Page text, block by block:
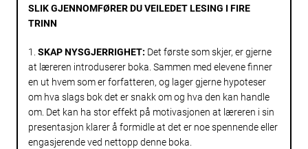
SLIK GJENNOMFØRER DU VEILEDET LESING I FIRE
TRINN
1. SKAP NYSGJERRIGHET: Det første som skjer, er gjerne
at læreren introduserer boka. Sammen med elevene finner
en ut hvem som er forfatteren, og lager gjerne hypoteser
om hva slags bok det er snakk om og hva den kan handle
om. Det kan ha stor effekt på motivasjonen at læreren i sin
presentasjon klarer å formidle at det er noe spennende eller
engasjerende ved nettopp denne boka.